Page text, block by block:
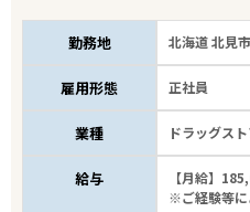
勤務地 北海道 北
雇用形態 正社員
業種 ドラッグス
給与
【月給】
※ご経験等に